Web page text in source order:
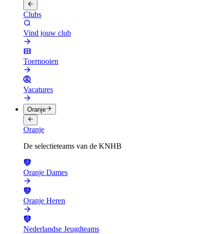
Clubs
Vind jouw club
Toernooien
Vacatures
Oranje
Oranje
De selectieteams van de KNHB
Oranje Dames
Oranje Heren
Nederlandse Jeugdteams